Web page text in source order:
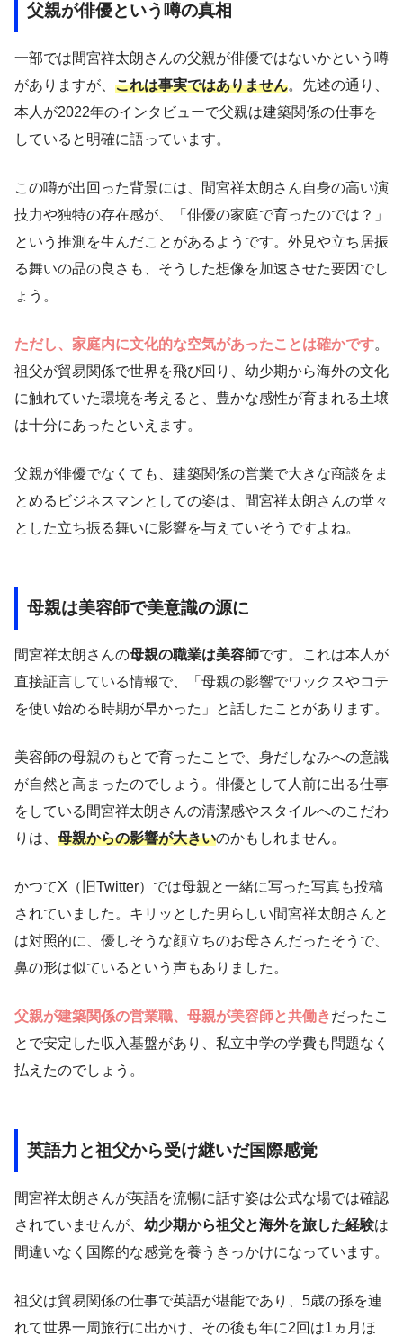
父親が俳優という噂の真相
一部では間宮祥太朗さんの父親が俳優ではないかという噂
がありますが、 これは事実ではありません。先述の通り、
本人が2022年のインタビューで父親は建築関係の仕事を
していると明確に語っています。
この噂が出回った背景には、間宮祥太朗さん自身の高い演
技力や独特の存在感が、「俳優の家庭で育ったのでは？」
という推測を生んだことがあるようです。外見や立ち居振
る舞いの品の良さも、そうした想像を加速させた要因でし
ょう。
ただし、家庭内に文化的な空気があったことは確かです。
祖父が貿易関係で世界を飛び回り、幼少期から海外の文化
に触れていた環境を考えると、豊かな感性が育まれる土壌
は十分にあったといえます。
父親が俳優でなくても、建築関係の営業で大きな商談をま
とめるビジネスマンとしての姿は、間宮祥太朗さんの堂々
とした立ち振る舞いに影響を与えていそうですよね。
母親は美容師で美意識の源に
間宮祥太朗さんの母親の職業は美容師です。これは本人が
直接証言している情報で、「母親の影響でワックスやコテ
を使い始める時期が早かった」と話したことがあります。
美容師の母親のもとで育ったことで、身だしなみへの意識
が自然と高まったのでしょう。俳優として人前に出る仕事
をしている間宮祥太朗さんの清潔感やスタイルへのこだわ
りは、 母親からの影響が大きいのかもしれません。
かつてX（旧Twitter）では母親と一緒に写った写真も投稿
されていました。キリッとした男らしい間宮祥太朗さんと
は対照的に、優しそうな顔立ちのお母さんだったそうで、
鼻の形は似ているという声もありました。
父親が建築関係の営業職、母親が美容師と共働き だったこ
とで安定した収入基盤があり、私立中学の学費も問題なく
払えたのでしょう。
英語力と祖父から受け継いだ国際感覚
間宮祥太朗さんが英語を流暢に話す姿は公式な場では確認
されていませんが、 幼少期から祖父と海外を旅した経験は
間違いなく国際的な感覚を養うきっかけになっています。
祖父は貿易関係の仕事で英語が堪能であり、5歳の孫を連
れて世界一周旅行に出かけ、その後も年に2回は1ヵ月ほ